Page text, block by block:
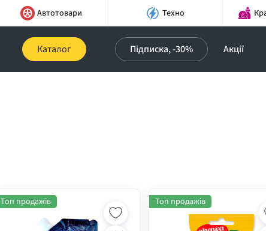
Автотовари Техно
Каталог Підписка, -30% Акції
Топ продажів Топ продажів